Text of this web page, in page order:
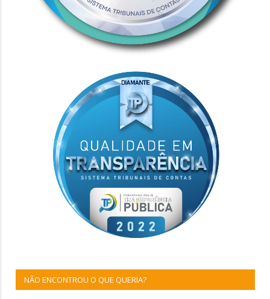
NÃO ENCONTROU O QUE QUERIA?